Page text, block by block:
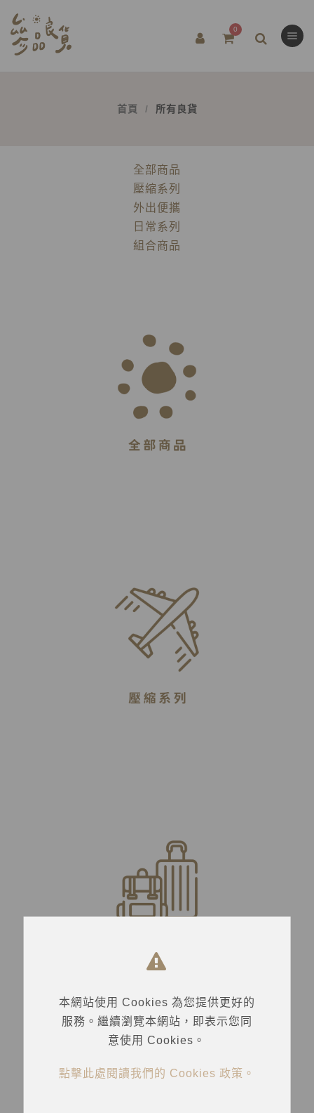
0
首頁 所有良貨
全部商品
壓縮系列
外出便攜
日常系列
組合商品
本網站使用 Cookies 為您提供更好的
服務。繼續瀏覽本網站，即表示您同
意使用 Cookies。
點擊此處閱讀我們的 Cookies 政策。